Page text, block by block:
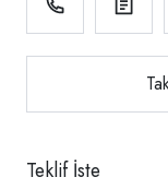
Teklif İste